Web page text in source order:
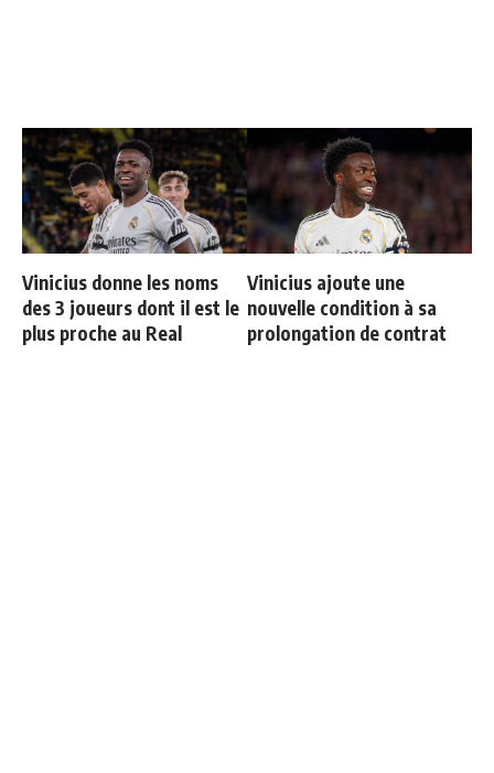
Vinicius donne les noms
des 3 joueurs dont il est le
plus proche au Real
Vinicius ajoute une
nouvelle condition à sa
prolongation de contrat